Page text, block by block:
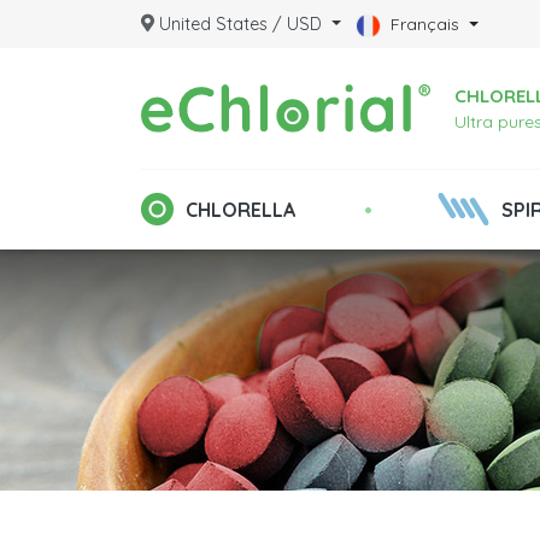
United States / USD Français
Ultra
CHLORELLA •